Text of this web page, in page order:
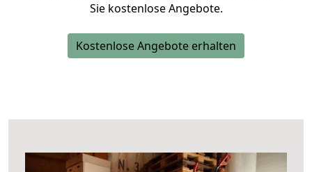
Sie kostenlose Angebote.
Kostenlose Angebote erhalten